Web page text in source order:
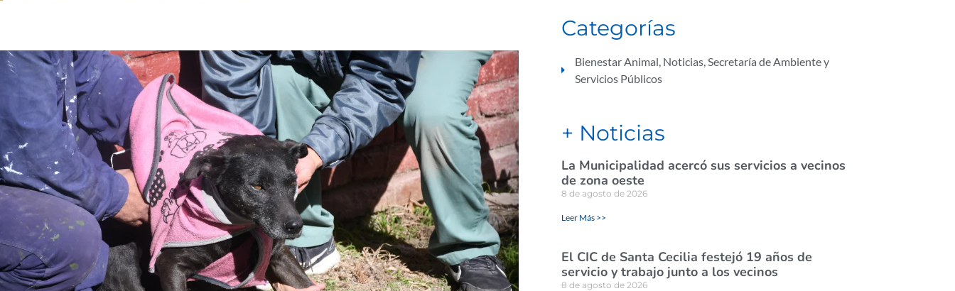
Categorías
Bienestar Animal, Noticias,Secretaría de Ambiente y
Servicios Públicos
+ Noticias
La Municipalidad acercó sus servicios a vecinos
de zona oeste
8 de agosto de 2026
Leer Más >>
El CIC de Santa Cecilia festejó 19 años de
servicio y trabajo junto a los vecinos
8 de agosto de 2026